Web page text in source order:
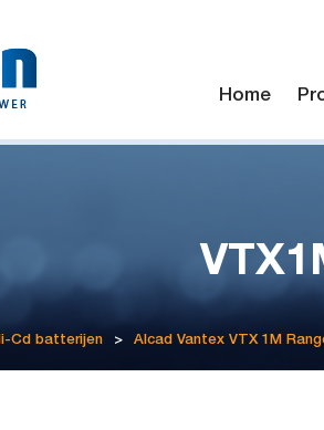
Home
Cd batterijen > Alcad Vantex VTX 1M